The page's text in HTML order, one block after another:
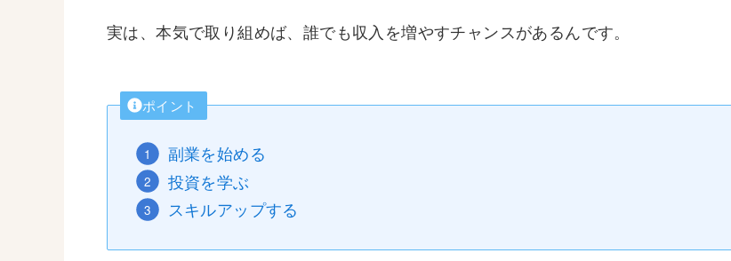
実は、本気で取り組めば、誰でも収入を増やすチャンスがあるんです。
ポイント
副業を始める
投資を学ぶ
スキルアップする